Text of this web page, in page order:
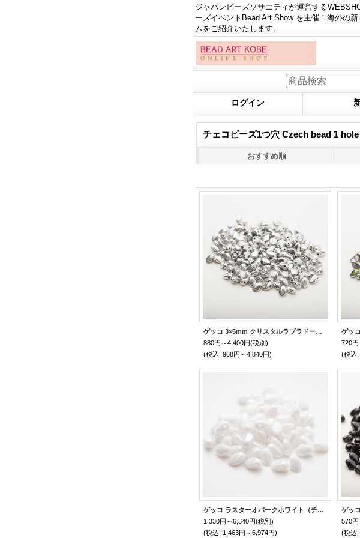
ジャパンビーズソサエティが運営する
ーズイベントBead Art Show を主催！海外の
ムをご紹介いたします。
ログイン
チェコビーズ1つ穴 Czech bead 1
おすすめ順
ゲッコ 3×5mm クリスタルラブラドールフル Bead Art 34,35,38号 作品 使用ビーズ
880円～4,400円(税別)
(税込: 968円～4,840円)
720円
(税込:
ゲッコ ラスターオパークホワイト（チョークホワイトシマー）
1,330円～6,340円(税別)
(税込: 1,463円～6,974円)
ゲッ
570円
(税込: